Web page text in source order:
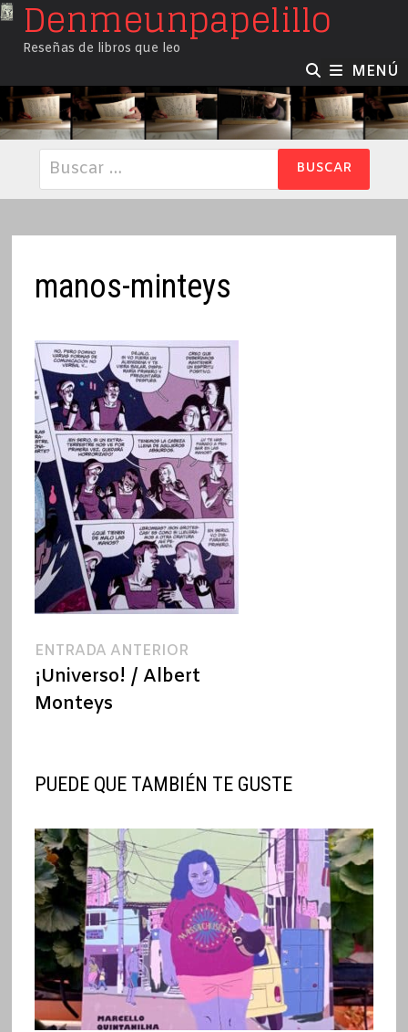
SaltarDenmeunpapelillo
Reseñas de libros que leo
MENÚ
Buscar:
manos-minteys
Navegación
de
entradas
ENTRADA ANTERIOREntrada
anterior:
¡Universo! / Albert
Monteys
PUEDE QUE TAMBIÉN TE GUSTE